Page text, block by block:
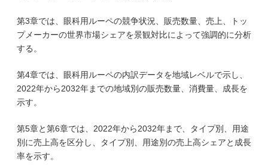
第3章では、眼科用ルーペの競争状況、販売数量、売上、トッ
プメーカーの世界市場シェアを景観対比によって強調的に分析
する。
第4章では、眼科用ルーペの内訳データを地域レベルで示し、
2022年から2032年までの地域別の販売数量、消費量、成長を
示す。
第5章と第6章では、2022年から2032年まで、タイプ別、用途
別に売上高を区分し、タイプ別、用途別の売上高シェアと成長
率を示す。